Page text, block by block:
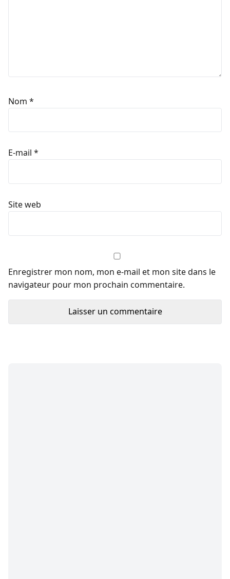
Nom *
E-mail *
Site web
Enregistrer mon nom, mon e-mail et mon site dans le
navigateur pour mon prochain commentaire.